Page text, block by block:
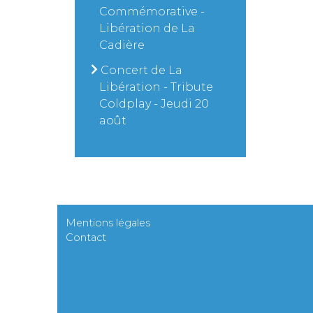
Commémorative -
Libération de La
Cadière
Concert de La
Libération - Tribute
Coldplay - Jeudi 20
août
Mentions légales
Contact